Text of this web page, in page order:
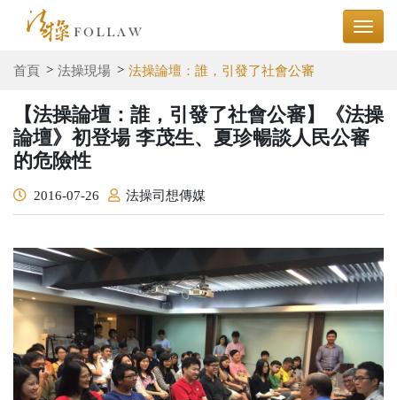
首頁 法操現場 法操論壇：誰，引發了社會公審
【法操論壇：誰，引發了社會公審】《法操
論壇》初登場 李茂生、夏珍暢談人民公審
的危險性
2016-07-26 法操司想傳媒